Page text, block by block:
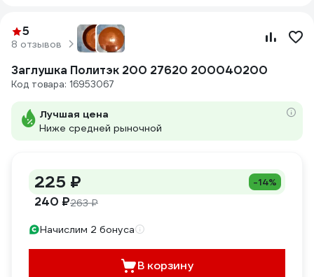
5
8 отзывов
Заглушка Политэк 200 27620 200040200
Код товара: 16953067
Лучшая цена
Ниже средней рыночной
225 ₽ -14%
240 ₽263 ₽
Начислим 2 бонуса
В корзину